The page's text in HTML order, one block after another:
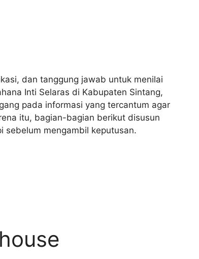
dan tanggung jawab untuk menilai
Inti Selaras di Kabupaten Sintang,
pada informasi yang tercantum agar
itu, bagian-bagian berikut disusun
sebelum mengambil keputusan.